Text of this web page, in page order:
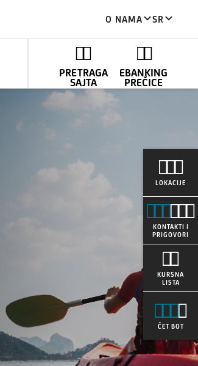
O NAMA SR
PRETRAGA
SAJTA
EBANKING
PREČICE
LOKACIJE
KONTAKTI I
PRIGOVORI
KURSNA
LISTA
ČET BOT